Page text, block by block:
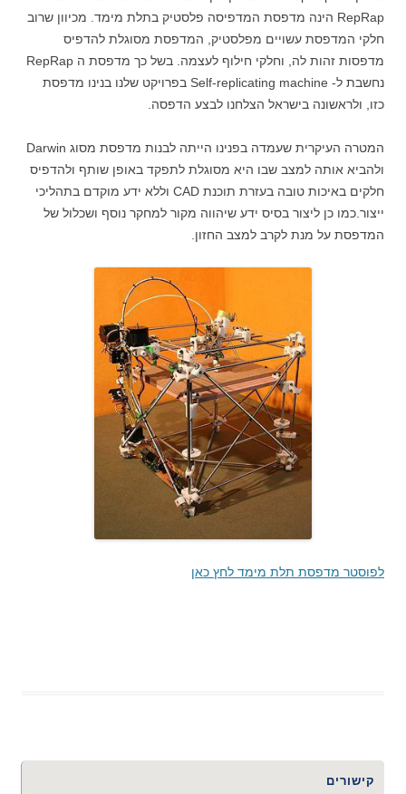
RepRap הינה מדפסת המדפיסה פלסטיק בתלת מימד. מכיוון שרוב
חלקי המדפסת עשויים מפלסטיק, המדפסת מסוגלת להדפיס
מדפסות זהות לה, וחלקי חילוף לעצמה. בשל כך מדפסת ה RepRap
נחשבת ל- Self-replicating machine בפרויקט שלנו בנינו מדפסת
כזו, ולראשונה בישראל הצלחנו לבצע הדפסה.
המטרה העיקרית שעמדה בפנינו הייתה לבנות מדפסת מסוג Darwin
ולהביא אותה למצב שבו היא מסוגלת לתפקד באופן שותף ולהדפיס
חלקים באיכות טובה בעזרת תוכנת CAD וללא ידע מוקדם בתהליכי
ייצור.כמו כן ליצור בסיס ידע שיהווה מקור למחקר נוסף ושכלול של
המדפסת על מנת לקרב למצב החזון.
לפוסטר מדפסת תלת מימד לחץ כאן
קישורים